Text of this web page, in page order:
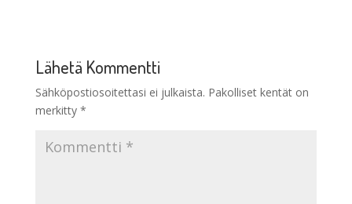
Lähetä Kommentti
Sähköpostiosoitettasi ei julkaista. Pakolliset kentät on
merkitty *